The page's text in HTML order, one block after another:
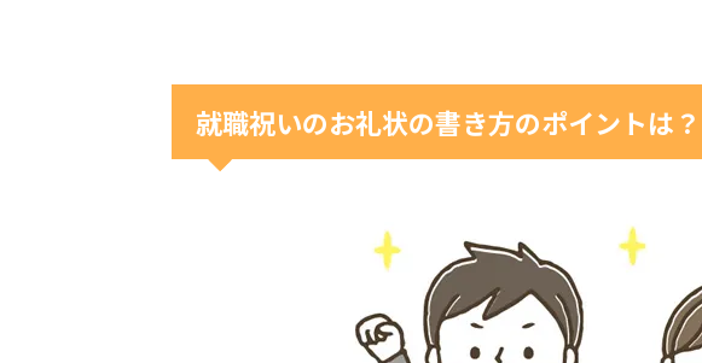
就職祝いのお礼状の書き方のポイントは？